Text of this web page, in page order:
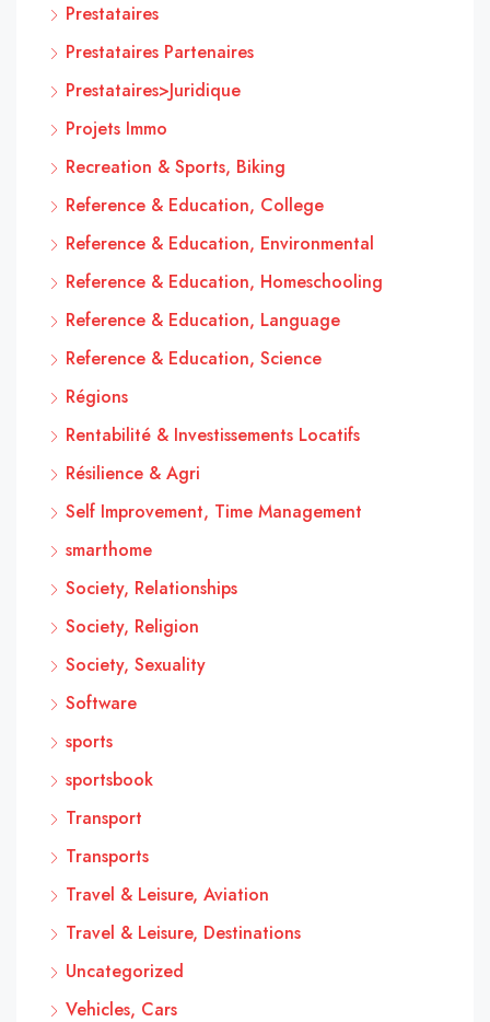
Prestataires
Prestataires Partenaires
Prestataires>Juridique
Projets Immo
Recreation & Sports, Biking
Reference & Education, College
Reference & Education, Environmental
Reference & Education, Homeschooling
Reference & Education, Language
Reference & Education, Science
Régions
Rentabilité & Investissements Locatifs
Résilience & Agri
Self Improvement, Time Management
smarthome
Society, Relationships
Society, Religion
Society, Sexuality
Software
sports
sportsbook
Transport
Transports
Travel & Leisure, Aviation
Travel & Leisure, Destinations
Uncategorized
Vehicles, Cars